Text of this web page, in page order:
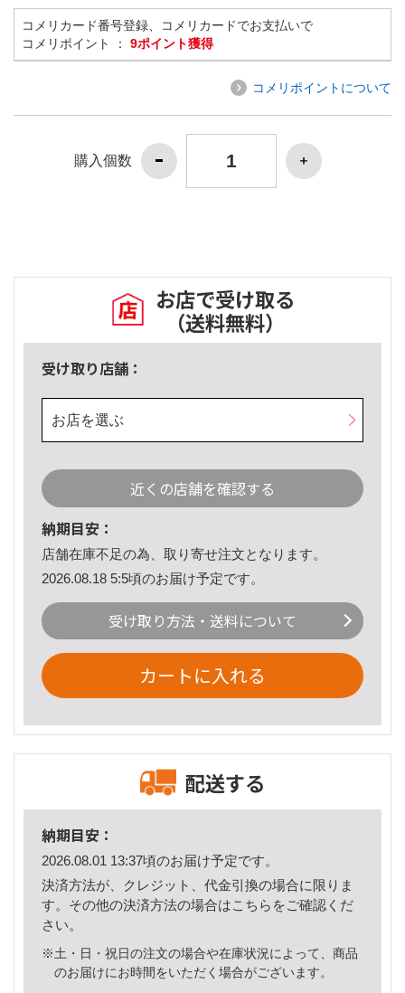
コメリカード番号登録、コメリカードでお支払いで
コメリポイント ： 9ポイント獲得
コメリポイントについて
購入個数
お店で受け取る
（送料無料）
受け取り店舗：
お店を選ぶ
近くの店舗を確認する
納期目安：
店舗在庫不足の為、取り寄せ注文となります。
2026.08.18 5:5頃のお届け予定です。
受け取り方法・送料について
カートに入れる
配送する
納期目安：
2026.08.01 13:37頃のお届け予定です。
決済方法が、クレジット、代金引換の場合に限りま
す。その他の決済方法の場合はこちら をご確認くだ
さい。
※土・日・祝日の注文の場合や在庫状況によって、商品
のお届けにお時間をいただく場合がございます。